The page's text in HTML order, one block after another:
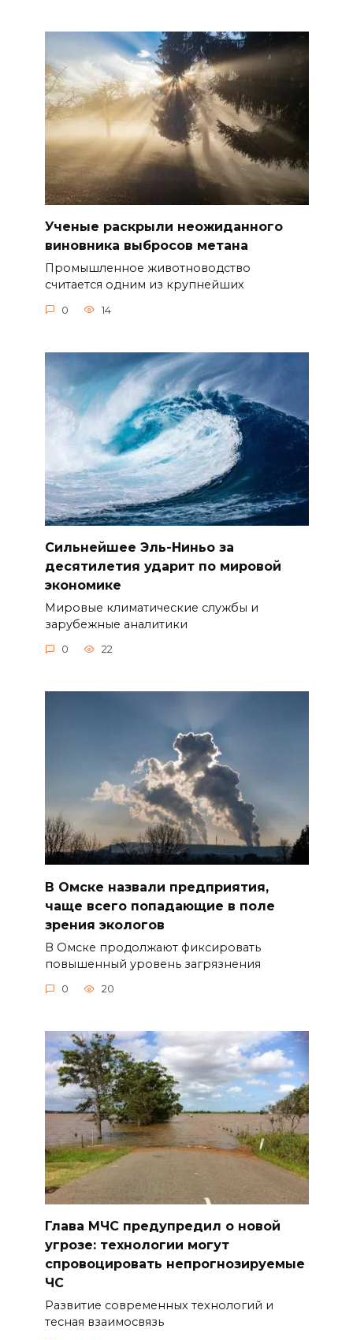
Ученые раскрыли неожиданного
виновника выбросов метана
Промышленное животноводство
считается одним из крупнейших
0 14
Сильнейшее Эль-Ниньо за
десятилетия ударит по мировой
экономике
Мировые климатические службы и
зарубежные аналитики
0 22
В Омске назвали предприятия,
чаще всего попадающие в поле
зрения экологов
В Омске продолжают фиксировать
повышенный уровень загрязнения
0 20
Глава МЧС предупредил о новой
угрозе: технологии могут
спровоцировать непрогнозируемые
ЧС
Развитие современных технологий и
тесная взаимосвязь